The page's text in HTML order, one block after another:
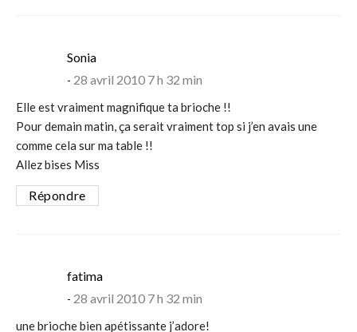
Soniasays:
28 avril 2010 7 h 32 min
Elle est vraiment magnifique ta brioche !!
Pour demain matin, ça serait vraiment top si j’en avais une
comme cela sur ma table !!
Allez bises Miss
Répondre
fatimasays:
28 avril 2010 7 h 32 min
une brioche bien apétissante j’adore!